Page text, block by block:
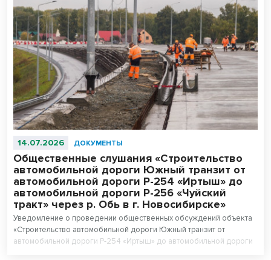
14.07.2026 ДОКУМЕНТЫ
Общественные слушания «Строительство
автомобильной дороги Южный транзит от
автомобильной дороги Р-254 «Иртыш» до
автомобильной дороги Р-256 «Чуйский
тракт» через р. Обь в г. Новосибирске»
Уведомление о проведении общественных обсуждений объекта
«Строительство автомобильной дороги Южный транзит от
автомобильной дороги Р-254 «Иртыш» до автомобильной дороги